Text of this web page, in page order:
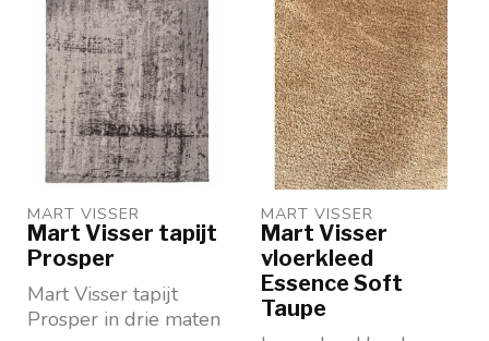
MART VISSER
Mart Visser tapijt
Prosper
Mart Visser tapijt
Prosper in drie maten
MART VISSER
Mart Visser
vloerkleed
Essence Soft
Taupe